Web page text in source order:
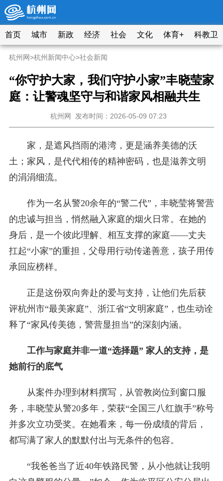
首页 城市 新政 经济 社会 文化 体育+ 科教卫
杭州网>杭州新闻中心>社会新闻
“你守护大家，我们守护小家”丰晓莹家
庭：让警魂坚守与和谐家风相融共生
杭州网 发布时间：2026-05-09 07:23
家，是遮风挡雨的港湾，更是涵养美德的沃
土；家风，是代代相传的精神密码，也是滋养文明
的涓涓细流。
作为一名从警20余年的“警二代”，丰晓莹将警营
的忠诚与担当，悄然融入家庭的烟火日常。在她的
身后，是一个彼此理解、相互支撑的家庭——丈夫
扛起“小家”的重担，父母用行动传递善意，孩子用传
承回应榜样。
正是这份双向奔赴的爱与支持，让他们先后获
评杭州市“最美家庭”、浙江省“文明家庭”，也生动诠
释了“家风传美德，警营显担当”的深刻内涵。
工作与家庭并非一道“选择题” 家人的支持，是
她前行的底气
从案件办理到材料撰写，从管教岗位到窗口服
务，丰晓莹从警20多年，荣获“全国三八红旗手”称号
并多次立功受奖。在她看来，每一份成绩的背后，
都写满了家人的默默付出与无条件的包容。
“我爸爸当了近40年铁路民警，从小他就让我明